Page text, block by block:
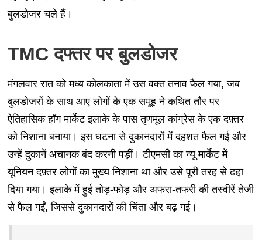
बुलडोजर चले हैं।
TMC दफ्तर पर बुलडोजर
मंगलवार रात को मध्य कोलकाता में उस वक्त तनाव फैल गया, जब
बुलडोजरों के साथ आए लोगों के एक समूह ने कथित तौर पर
ऐतिहासिक हॉग मार्केट इलाके के पास तृणमूल कांग्रेस के एक दफ़्तर
को निशाना बनाया। इस घटना से दुकानदारों में दहशत फैल गई और
उन्हें दुकानें अचानक बंद करनी पड़ीं। टीएमसी का न्यू मार्केट में
यूनियन दफ़्तर लोगों का मुख्य निशाना था और उसे पूरी तरह से ढहा
दिया गया। इलाके में हुई तोड़-फोड़ और अफरा-तफरी की तस्वीरें तेजी
से फैल गईं, जिससे दुकानदारों की चिंता और बढ़ गई।